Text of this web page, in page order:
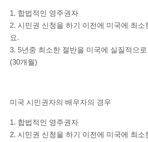
1. 합법적인 영주권자
2. 시민권 신청을 하기 이전에 미국에 최소
요.
3. 5년중 최소한 절반을 미국에 실질적으
(30개월)
미국 시민권자의 배우자의 경우
1. 합법적인 영주권자
2. 시민권 신청을 하기 이전에 미국에 최소